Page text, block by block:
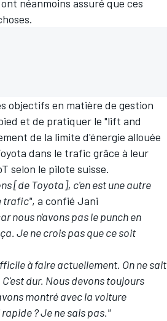
néanmoins assuré que ces
objectifs en matière de gestion
et de pratiquer le "lift and
de la limite d'énergie allouée
dans le trafic grâce à leur
selon le pilote suisse.
[de Toyota], c'en est une autre
trafic", a confié Jani
nous n'avons pas le punch en
Je ne crois pas que ce soit
à faire actuellement. On ne sait
dur. Nous devons toujours
montré avec la voiture
? Je ne sais pas."